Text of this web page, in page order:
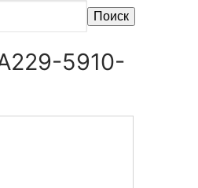
Поиск
5910-